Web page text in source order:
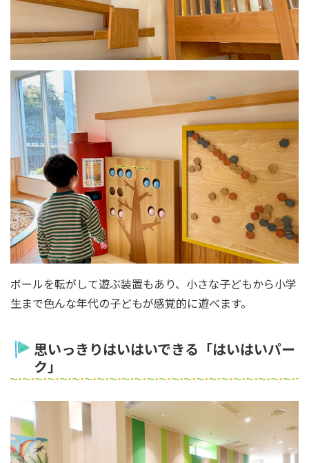
ボールを転がして遊ぶ装置もあり、小さな子どもから小学
生まで色んな年代の子どもが感覚的に遊べます。
思いっきりはいはいできる「はいはいパー
ク」